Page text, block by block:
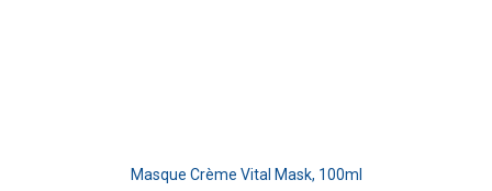
Masque Crème Vital Mask, 100ml